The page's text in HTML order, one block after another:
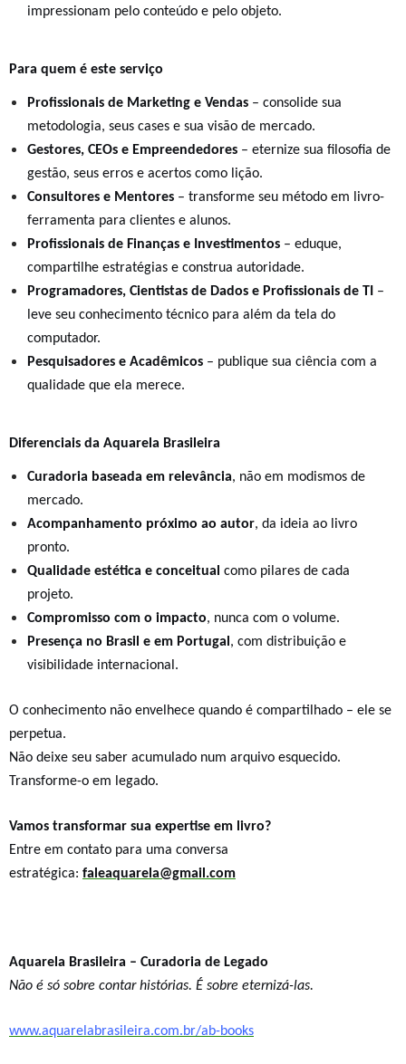
impressionam pelo conteúdo e pelo objeto.
Para quem é este serviço
Profissionais de Marketing e Vendas – consolide sua
metodologia, seus cases e sua visão de mercado.
Gestores, CEOs e Empreendedores – eternize sua filosofia de
gestão, seus erros e acertos como lição.
Consultores e Mentores – transforme seu método em livro-
ferramenta para clientes e alunos.
Profissionais de Finanças e Investimentos – eduque,
compartilhe estratégias e construa autoridade.
Programadores, Cientistas de Dados e Profissionais de TI –
leve seu conhecimento técnico para além da tela do
computador.
Pesquisadores e Acadêmicos – publique sua ciência com a
qualidade que ela merece.
Diferenciais da Aquarela Brasileira
Curadoria baseada em relevância, não em modismos de
mercado.
Acompanhamento próximo ao autor, da ideia ao livro
pronto.
Qualidade estética e conceitual como pilares de cada
projeto.
Compromisso com o impacto, nunca com o volume.
Presença no Brasil e em Portugal , com distribuição e
visibilidade internacional.
O conhecimento não envelhece quando é compartilhado – ele se
perpetua.
Não deixe seu saber acumulado num arquivo esquecido.
Transforme-o em legado.
Vamos transformar sua expertise em livro?
Entre em contato para uma conversa
estratégica: faleaquarela@gmail.com
Aquarela Brasileira – Curadoria de Legado
Não é só sobre contar histórias. É sobre eternizá-las.
www.aquarelabrasileira.com.br/ab-books